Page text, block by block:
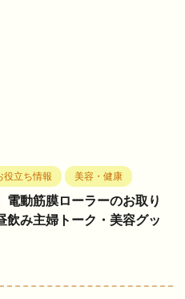
役立ち情報 美容・健康
電動筋膜ローラーのお取り
飲み主婦トーク・美容グッ